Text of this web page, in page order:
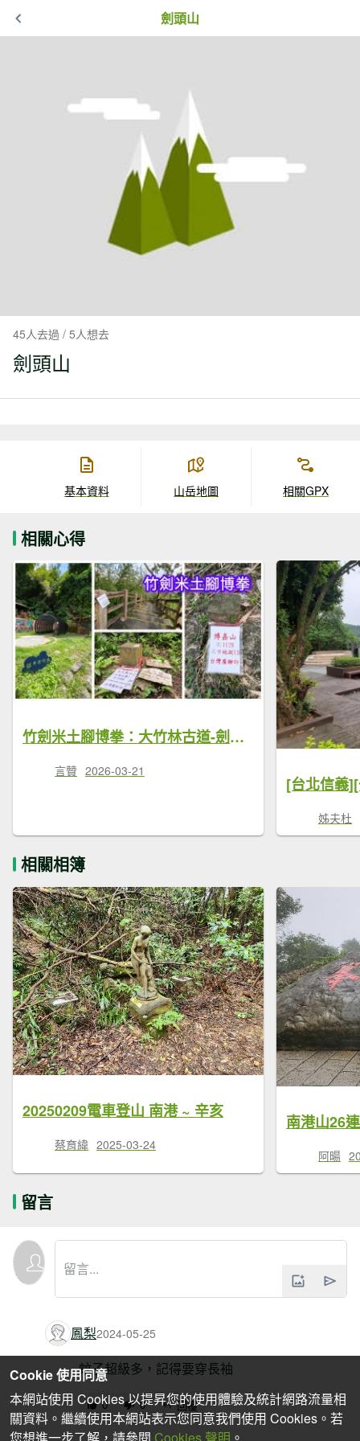
劍頭山
45人去過 / 5人想去
劍頭山
基本資料 山岳地圖 相關GPX
相關心得
竹劍米土腳博拳：大竹林古道-劍頭山-糶米古道-土地公嶺古道-抱子腳山-博嘉山-拳山古道
言贊 2026-03-21
姊夫杜
相關相簿
20250209電車登山 南港 ~ 辛亥
蔡育緯 2025-03-24
南港山26
阿暘
留言
鳳梨2024-05-25
蚊子超級多，記得要穿長袖
0 0 回覆
Cookie 使用同意
本網站使用 Cookies 以提昇您的使用體驗及統計網路流量相
關資料。繼續使用本網站表示您同意我們使用 Cookies。若